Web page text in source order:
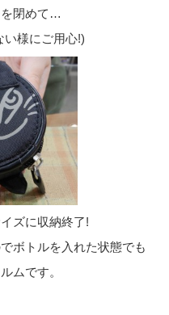
を閉めて…
い様にご用心!)
ズに収納終了!
ボトルを入れた状態でも
ムです。